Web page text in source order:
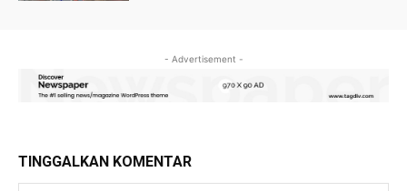
- Advertisement -
TINGGALKAN KOMENTAR